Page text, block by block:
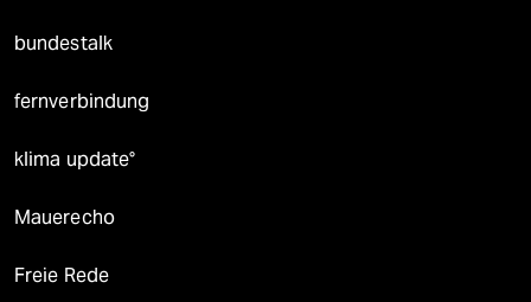
bundestalk
fernverbindung
klima update°
Mauerecho
Freie Rede